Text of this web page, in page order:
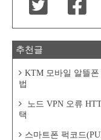
추천글
KTM 모바일 알뜰
법
노드 VPN 오류
택
스마트폰 퍽코드